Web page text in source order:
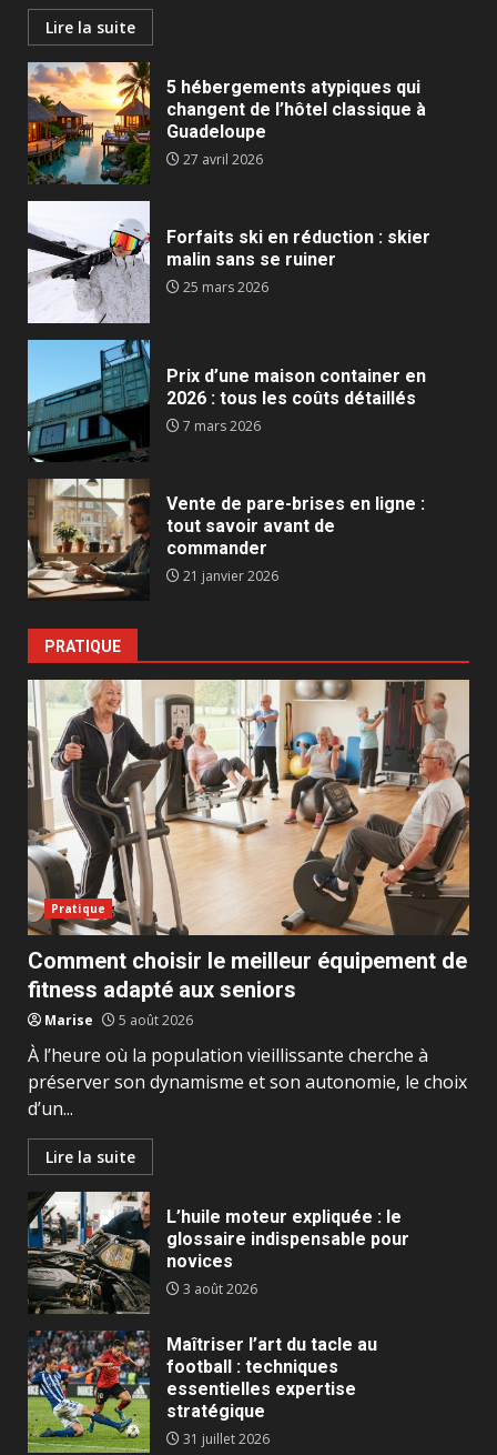
Lire la suite
5 hébergements atypiques qui
changent de l’hôtel classique à
Guadeloupe
27 avril 2026
Forfaits ski en réduction : skier
malin sans se ruiner
25 mars 2026
Prix d’une maison container en
2026 : tous les coûts détaillés
7 mars 2026
Vente de pare-brises en ligne :
tout savoir avant de
commander
21 janvier 2026
PRATIQUE
Pratique
Comment choisir le meilleur équipement de
fitness adapté aux seniors
Marise 5 août 2026
À l’heure où la population vieillissante cherche à
préserver son dynamisme et son autonomie, le choix
d’un...
Lire la suite
L’huile moteur expliquée : le
glossaire indispensable pour
novices
3 août 2026
Maîtriser l’art du tacle au
football : techniques
essentielles expertise
stratégique
31 juillet 2026